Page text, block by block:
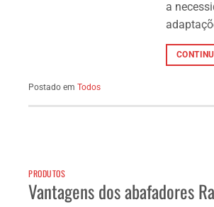
a
Postado em Todos
PRODUTOS
Vantagens dos abafadores